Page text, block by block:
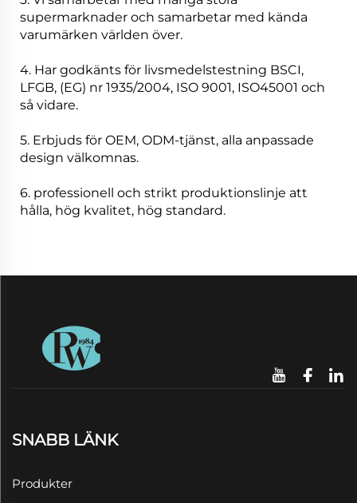
supermarknader och samarbetar med kända
varumärken världen över.
4. Har godkänts för livsmedelstestning BSCI,
LFGB, (EG) nr 1935/2004, ISO 9001, ISO45001 och
så vidare.
5. Erbjuds för OEM, ODM-tjänst, alla anpassade
design välkomnas.
6. professionell och strikt produktionslinje att
hålla, hög kvalitet, hög standard.
SNABB LÄNK
Produkter